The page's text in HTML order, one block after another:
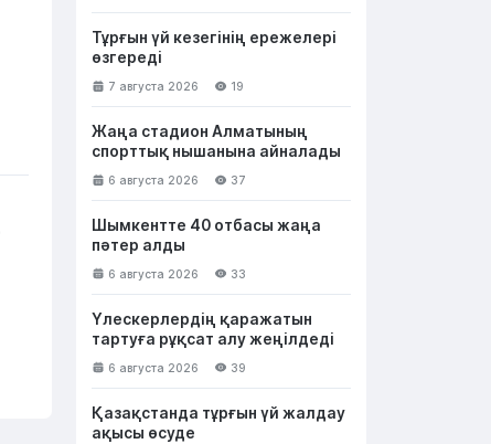
Тұрғын үй кезегінің ережелері
өзгереді
7 августа 2026 19
Жаңа стадион Алматының
спорттық нышанына айналады
6 августа 2026 37
Шымкентте 40 отбасы жаңа
пәтер алды
6 августа 2026 33
Үлескерлердің қаражатын
тартуға рұқсат алу жеңілдеді
6 августа 2026 39
Қазақстанда тұрғын үй жалдау
ақысы өсуде